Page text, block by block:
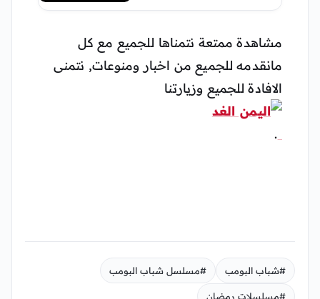
مشاهدة ممتعة نتمناها للجميع مع كل
مانقدمه للجميع من اخبار ومنوعات, نتمنى
الافادة للجميع وزيارتنا
.
#شباب البومب #مسلسل شباب البومب
#مسلسلات رمضان